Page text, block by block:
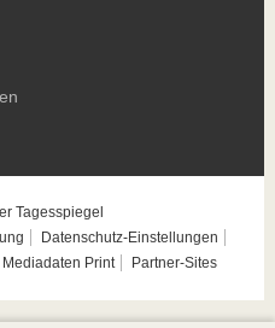
Tagesspiegel
Datenschutz-Einstellungen
Mediadaten Print Partner-Sites